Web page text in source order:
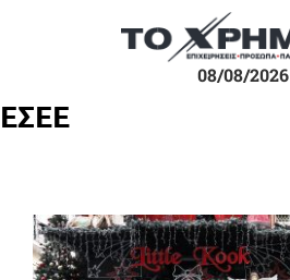
08/08/2026
EΣΕΕ